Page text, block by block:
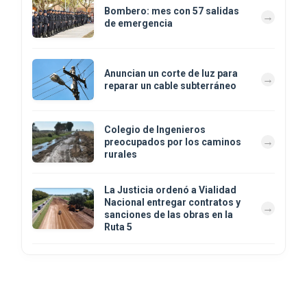
Bombero: mes con 57 salidas
de emergencia
Anuncian un corte de luz para
reparar un cable subterráneo
Colegio de Ingenieros
preocupados por los caminos
rurales
La Justicia ordenó a Vialidad
Nacional entregar contratos y
sanciones de las obras en la
Ruta 5